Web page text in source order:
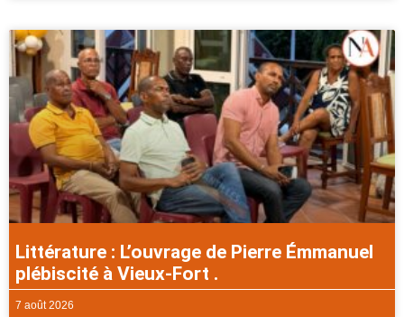
Littérature : L’ouvrage de Pierre Émmanuel
plébiscité à Vieux-Fort .
7 août 2026